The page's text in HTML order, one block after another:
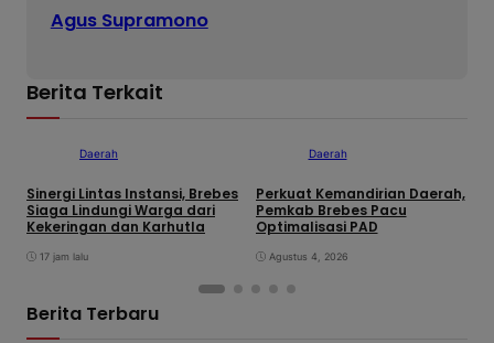
Agus Supramono
Berita Terkait
Daerah
Sinergi Lintas Instansi, Brebes
Siaga Lindungi Warga dari
Kekeringan dan Karhutla
17 jam lalu
Daerah
Perkuat Kemandirian Daerah,
Pemkab Brebes Pacu
Optimalisasi PAD
Agustus 4, 2026
Berita Terbaru